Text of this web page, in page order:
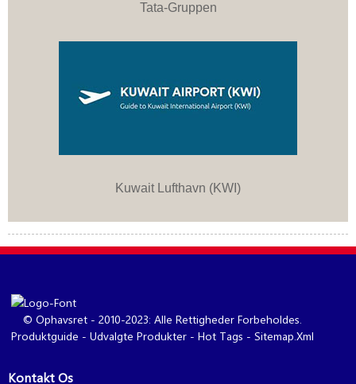
Tata-Gruppen
Kuwait Lufthavn (KWI)
© Ophavsret - 2010-2023: Alle Rettigheder Forbeholdes.
Produktguide - Udvalgte Produkter - Hot Tags - Sitemap.xml
Kontakt Os